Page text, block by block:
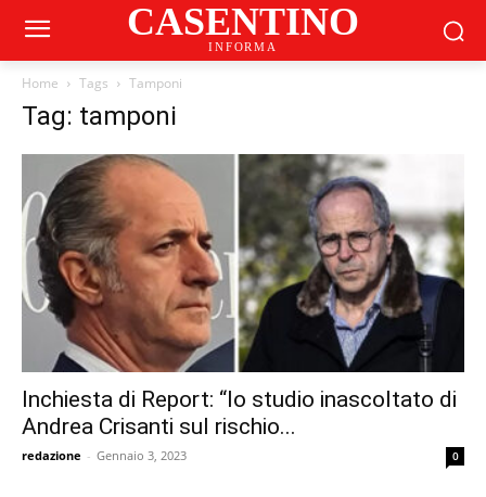
CASENTINO
INFORMA
Home Tags Tamponi
Tag: tamponi
Inchiesta di Report: “lo studio inascoltato di
Andrea Crisanti sul rischio...
redazione - Gennaio 3, 2023 0